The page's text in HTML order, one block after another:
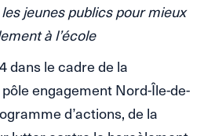
jeunes publics pour mieux
à l’école
dans le cadre de la
engagement Nord-Île-de-
d’actions, de la